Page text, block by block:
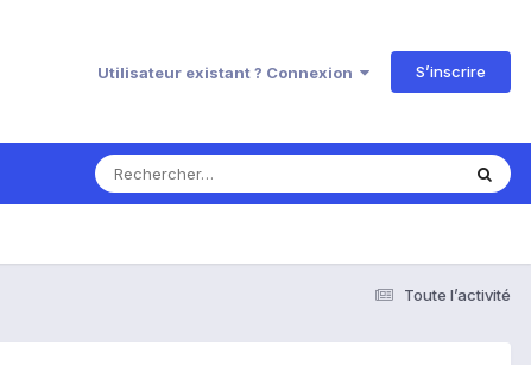
Utilisateur existant ? Connexion S’inscrire
Toute l’activité